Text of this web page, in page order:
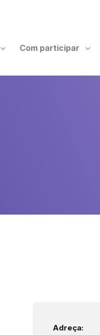
Com participar
Adreça: